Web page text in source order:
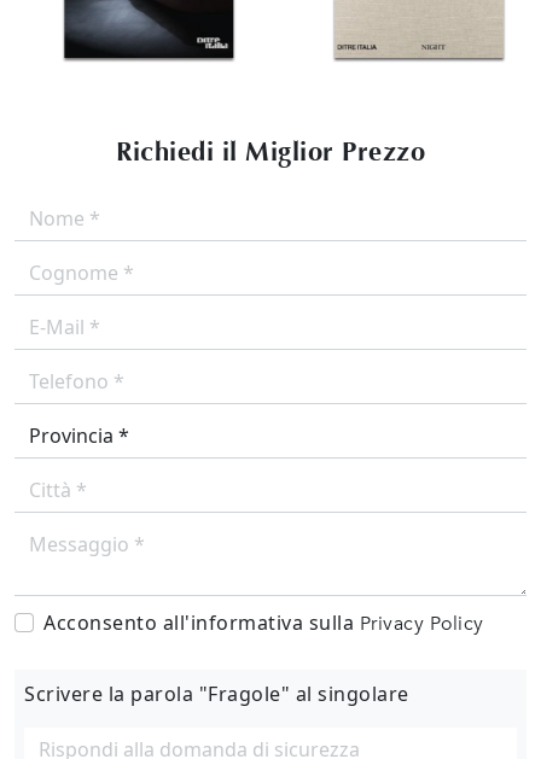
Richiedi il Miglior Prezzo
Acconsento all'informativa sulla Privacy Policy
Scrivere la parola "Fragole" al singolare